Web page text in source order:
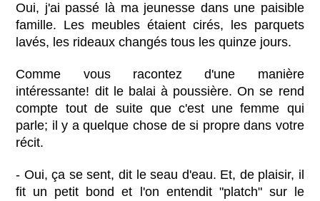
Oui, j'ai passé là ma jeunesse dans une paisible
famille. Les meubles étaient cirés, les parquets
lavés, les rideaux changés tous les quinze jours.
Comme vous racontez d'une manière
intéressante! dit le balai à poussière. On se rend
compte tout de suite que c'est une femme qui
parle; il y a quelque chose de si propre dans votre
récit.
- Oui, ça se sent, dit le seau d'eau. Et, de plaisir, il
fit un petit bond et l'on entendit "platch" sur le